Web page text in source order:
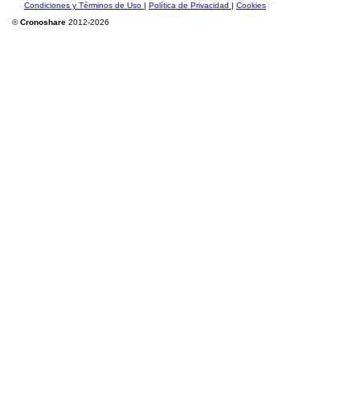
Condiciones y Términos de Uso | Política de Privacidad | Cookies
©Cronoshare 2012-2026